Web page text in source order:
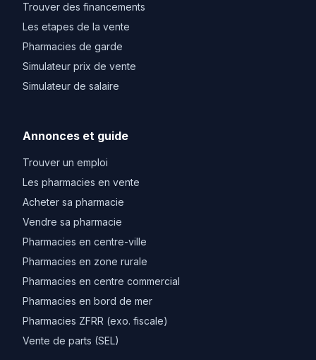
Trouver des financements
Les etapes de la vente
Pharmacies de garde
Simulateur prix de vente
Simulateur de salaire
Annonces et guide
Trouver un emploi
Les pharmacies en vente
Acheter sa pharmacie
Vendre sa pharmacie
Pharmacies en centre-ville
Pharmacies en zone rurale
Pharmacies en centre commercial
Pharmacies en bord de mer
Pharmacies ZFRR (exo. fiscale)
Vente de parts (SEL)